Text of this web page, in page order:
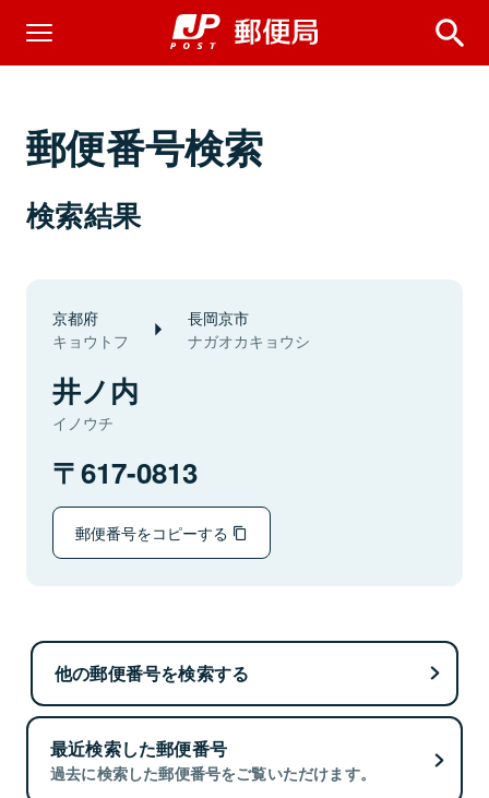
郵便番号検索
検索結果
京都府
キョウトフ
長岡京市
ナガオカキョウシ
井ノ内
イノウチ
617-0813
郵便番号をコピーする
他の郵便番号を検索する
最近検索した郵便番号
過去に検索した郵便番号をご覧いただけます。